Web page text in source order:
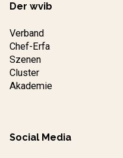
Der wvib
Verband
Chef-Erfa
Szenen
Cluster
Akademie
Social Media